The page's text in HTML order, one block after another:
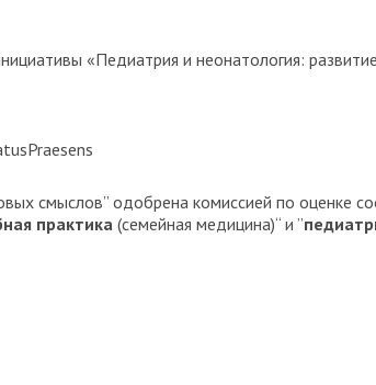
«Педиатрия и неонатология:
смыслов” одобрена комиссией по оценке
практика (семейная медицина)“ и ”